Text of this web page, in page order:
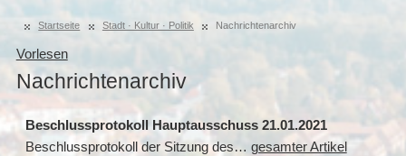
Startseite Stadt · Kultur · Politik Nachrichtenarchiv
Vorlesen
Nachrichtenarchiv
Beschlussprotokoll Hauptausschuss 21.01.2021
Beschlussprotokoll der Sitzung des… gesamter Artikel